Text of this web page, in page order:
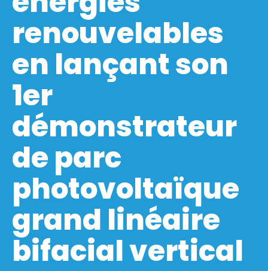
renouvelables
en lançant son
1er
démonstrateur
de parc
photovoltaïque
grand linéaire
bifacial vertical